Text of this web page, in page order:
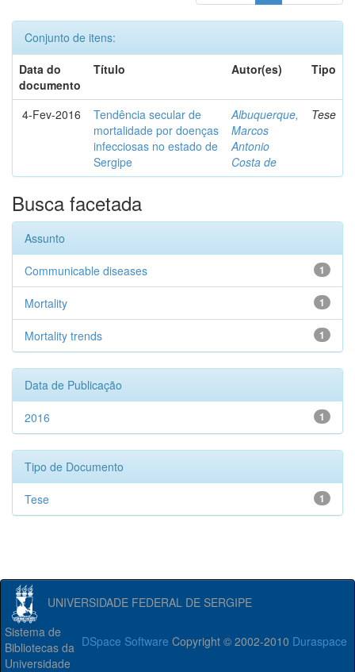
Conjunto de itens:
Data do
documento
Título Autor(es) Tipo
4-Fev-2016
Tendência secular de
mortalidade por doenças
infecciosas no estado de
Sergipe
Albuquerque,
Marcos
Antonio
Costa de
Tese
Busca facetada
Assunto
1
Communicable diseases
1
Mortality
1
Mortality trends
Data de Publicação
1
2016
Tipo de Documento
1
Tese
UNIVERSIDADE FEDERAL DE SERGIPE
DSpace Software Copyright © 2002-2010 Duraspace
Sistema de
Bibliotecas da
Universidade